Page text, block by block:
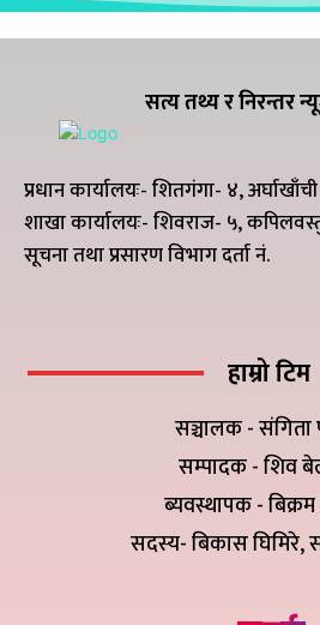
सत्य तथ्य र निरन्तर
प्रधान कार्यालयः- शितगंगा- ४, अर्घाखाँची
शाखा कार्यालयः- शिवराज- ५,
सूचना तथा प्रसारण विभाग दर्ता नं.
हाम्रो टिम
सञ्चालक - संगिता
सम्पादक - शिव
ब्यवस्थापक -
सदस्य- बिकास घिमिरे,